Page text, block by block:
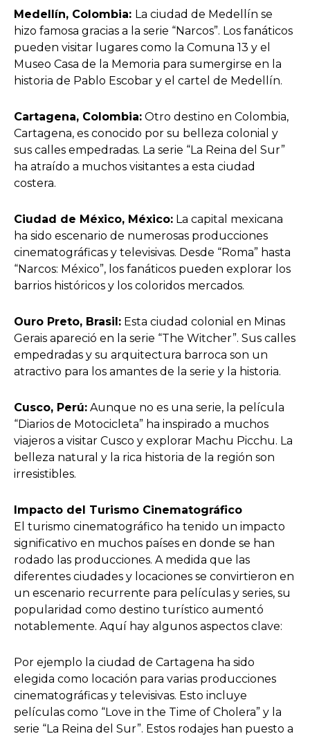
Medellín, Colombia: La ciudad de Medellín se
hizo famosa gracias a la serie “Narcos”. Los fanáticos
pueden visitar lugares como la Comuna 13 y el
Museo Casa de la Memoria para sumergirse en la
historia de Pablo Escobar y el cartel de Medellín.
Cartagena, Colombia: Otro destino en Colombia,
Cartagena, es conocido por su belleza colonial y
sus calles empedradas. La serie “La Reina del Sur”
ha atraído a muchos visitantes a esta ciudad
costera.
Ciudad de México, México: La capital mexicana
ha sido escenario de numerosas producciones
cinematográficas y televisivas. Desde “Roma” hasta
“Narcos: México”, los fanáticos pueden explorar los
barrios históricos y los coloridos mercados.
Ouro Preto, Brasil: Esta ciudad colonial en Minas
Gerais apareció en la serie “The Witcher”. Sus calles
empedradas y su arquitectura barroca son un
atractivo para los amantes de la serie y la historia.
Cusco, Perú: Aunque no es una serie, la película
“Diarios de Motocicleta” ha inspirado a muchos
viajeros a visitar Cusco y explorar Machu Picchu. La
belleza natural y la rica historia de la región son
irresistibles.
Impacto del Turismo Cinematográfico
El turismo cinematográfico ha tenido un impacto
significativo en muchos países en donde se han
rodado las producciones. A medida que las
diferentes ciudades y locaciones se convirtieron en
un escenario recurrente para películas y series, su
popularidad como destino turístico aumentó
notablemente. Aquí hay algunos aspectos clave:
Por ejemplo la ciudad de Cartagena ha sido
elegida como locación para varias producciones
cinematográficas y televisivas. Esto incluye
películas como “Love in the Time of Cholera” y la
serie “La Reina del Sur”. Estos rodajes han puesto a